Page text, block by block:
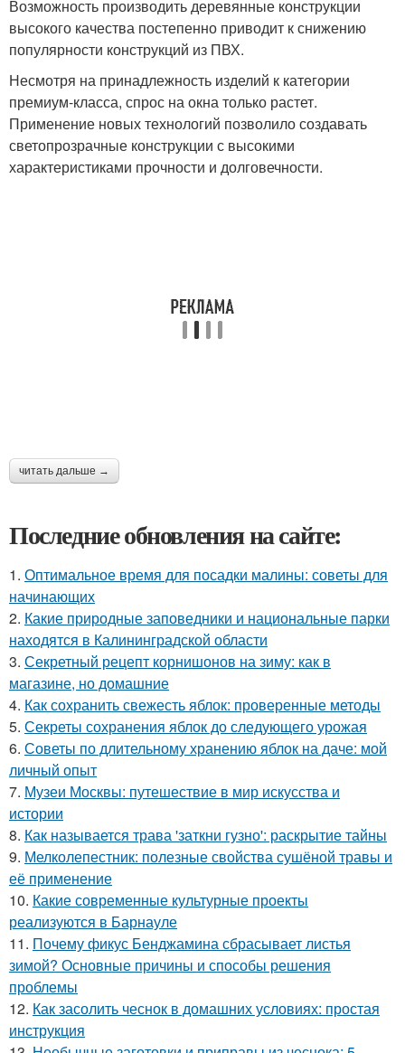
Возможность производить деревянные конструкции
высокого качества постепенно приводит к снижению
популярности конструкций из ПВХ.
Несмотря на принадлежность изделий к категории
премиум-класса, спрос на окна только растет.
Применение новых технологий позволило создавать
светопрозрачные конструкции с высокими
характеристиками прочности и долговечности.
читать дальше →
Последние обновления на сайте:
1. Оптимальное время для посадки малины: советы для
начинающих
2. Какие природные заповедники и национальные парки
находятся в Калининградской области
3. Секретный рецепт корнишонов на зиму: как в
магазине, но домашние
4. Как сохранить свежесть яблок: проверенные методы
5. Секреты сохранения яблок до следующего урожая
6. Советы по длительному хранению яблок на даче: мой
личный опыт
7. Музеи Москвы: путешествие в мир искусства и
истории
8. Как называется трава 'заткни гузно': раскрытие тайны
9. Мелколепестник: полезные свойства сушёной травы и
её применение
10. Какие современные культурные проекты
реализуются в Барнауле
11. Почему фикус Бенджамина сбрасывает листья
зимой? Основные причины и способы решения
проблемы
12. Как засолить чеснок в домашних условиях: простая
инструкция